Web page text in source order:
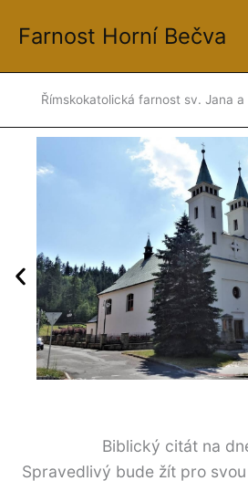
Farnost Horní Bečva
Římskokatolická farnost sv. Jana
Biblický citát na
Spravedlivý bude žít pro